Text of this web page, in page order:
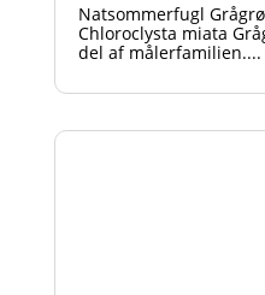
Natsommerfugl
Chloroclysta miata
del af målerfamilien....